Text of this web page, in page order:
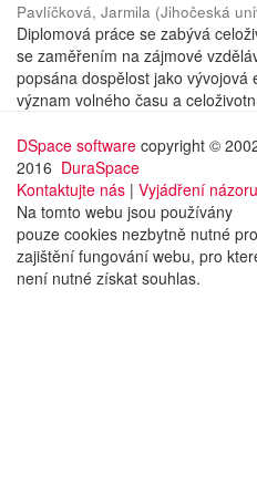
Pavlíčková, Jarmila (Jihočeská
Diplomová práce se zabývá
se zaměřením na zájmové
popsána dospělost jako vývojová
význam volného času a
DSpace software copyright ©
2016 DuraSpace
Kontaktujte nás | Vyjádření názoru
Na tomto webu jsou používány
pouze cookies nezbytně nutné pro
zajištění fungování webu, pro
není nutné získat souhlas.